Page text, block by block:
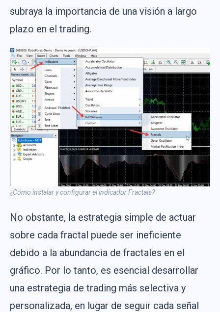
subraya la importancia de una visión a largo
plazo en el trading.
¿Cómo instalar y configurar el indicador Fractals?
No obstante, la estrategia simple de actuar
sobre cada fractal puede ser ineficiente
debido a la abundancia de fractales en el
gráfico. Por lo tanto, es esencial desarrollar
una estrategia de trading más selectiva y
personalizada, en lugar de seguir cada señal